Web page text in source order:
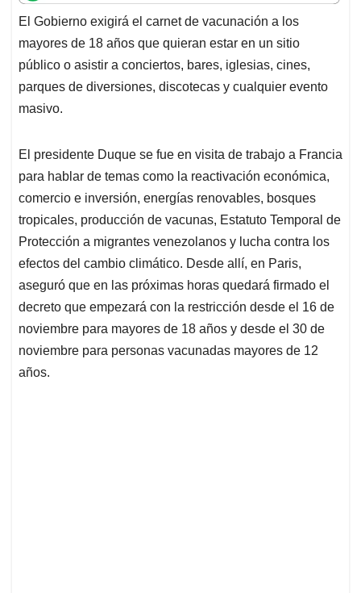
t
s
A
p
p
e
b
o
o
k
k
e
d
I
n
i
l
e
a
d
s
El Gobierno exigirá el carnet de vacunación a los
mayores de 18 años que quieran estar en un sitio
público o asistir a conciertos, bares, iglesias, cines,
parques de diversiones, discotecas y cualquier evento
masivo.
El presidente Duque se fue en visita de trabajo a Francia
para hablar de temas como la reactivación económica,
comercio e inversión, energías renovables, bosques
tropicales, producción de vacunas, Estatuto Temporal de
Protección a migrantes venezolanos y lucha contra los
efectos del cambio climático. Desde allí, en Paris,
aseguró que en las próximas horas quedará firmado el
decreto que empezará con la restricción desde el 16 de
noviembre para mayores de 18 años y desde el 30 de
noviembre para personas vacunadas mayores de 12
años.